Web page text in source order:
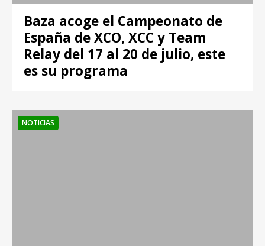
Baza acoge el Campeonato de
España de XCO, XCC y Team
Relay del 17 al 20 de julio, este
es su programa
NOTICIAS